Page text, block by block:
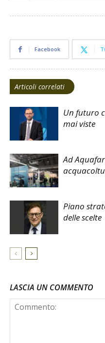
Facebook
Articoli correlati
Un futuro
mai viste
Ad
Piano
delle scelte
LASCIA UN COMMENTO